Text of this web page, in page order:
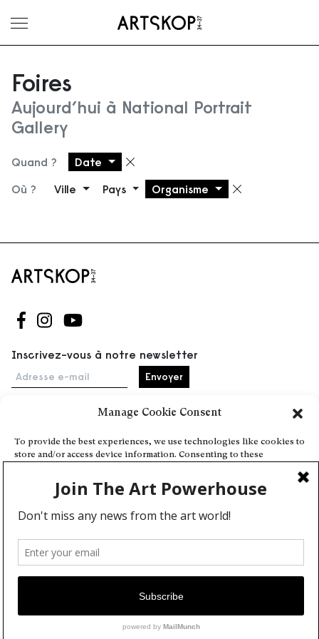
Manage Cookie Consent
To provide the best experiences, we use technologies like cookies to
store and/or access device information. Consenting to these
or unique IDs on this site. Not consenting or withdrawing consent,
may adversely affect certain features and functions.
Deny
View preferences
Cookie Policy
Ouvrir le menu
Foires
Aujourd’hui à National Portrait
Gallery
Quand ? Date Supprimer le filtre
Où ? Ville Pays Organisme
Suivez-nous sur Facebook
Suivez-nous sur Instagram
Suivez-nous sur Youtube
Inscrivez-vous à notre newsletter
Adresse e-mail
Accueil
Événements
À propos
Partenaires
Contact
Conditions générales
Confidentialité et cookies
Communiquer votre événement